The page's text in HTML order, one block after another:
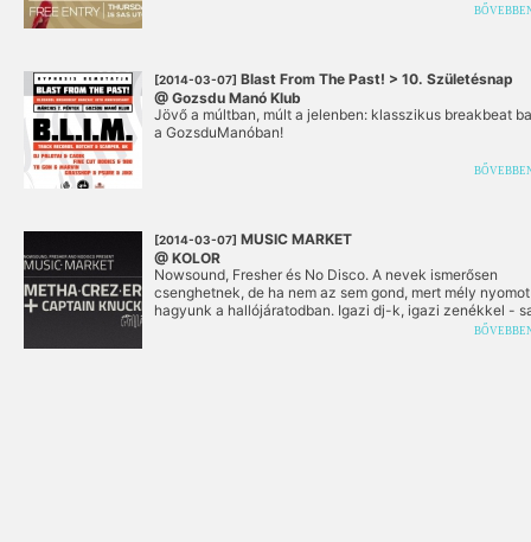
[2014-03-07] Blast From The Past! > 10. Születésnap
@ Gozsdu Manó Klub
Jövő a múltban, múlt a jelenben: klasszikus breakbeat
a GozsduManóban!
[2014-03-07] MUSIC MARKET
@ KOLOR
Nowsound, Fresher és No Disco. A nevek ismerősen
csenghetnek, de ha nem az sem gond, mert mély nyomot
hagyunk a hallójáratodban. Igazi dj-k, igazi zenékkel -